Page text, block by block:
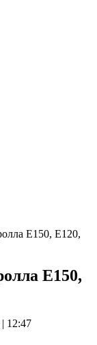
E150, E120,
E150,
| 12:47